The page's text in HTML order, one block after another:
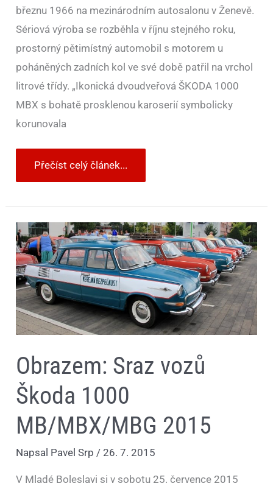
březnu 1966 na mezinárodním autosalonu v Ženevě.
Sériová výroba se rozběhla v říjnu stejného roku,
prostorný pětimístný automobil s motorem u
poháněných zadních kol ve své době patřil na vrchol
litrové třídy. „Ikonická dvoudveřová ŠKODA 1000
MBX s bohatě prosklenou karoserií symbolicky
korunovala
Přečíst celý článek...
Obrazem: Sraz vozů
Škoda 1000
MB/MBX/MBG 2015
Napsal Pavel Srp /26. 7. 2015
V Mladé Boleslavi si v sobotu 25. července 2015
Obrazem:
Sraz
vozů
Škoda
1000
MB/MBX/MBG
2015